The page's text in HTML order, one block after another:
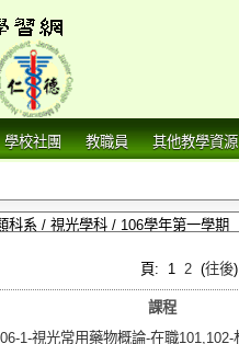
學校社團 教職員 其他教學資源
頁: 1 2(往後)
課程
1-視光常用藥物概論-在職101,102-